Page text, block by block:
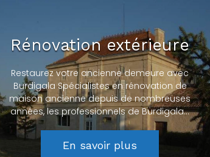
Rénovation extérieure
Restaurez votre ancienne demeure avec
Burdigala Spécialistes en rénovation de
maison ancienne depuis de nombreuses
années, les professionnels de Burdigala…
En savoir plus